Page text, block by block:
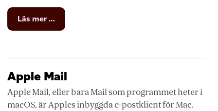
Läs mer …
Apple
Apple Mail
Apple Mail, eller bara Mail som programmet heter i
macOS, är Apples inbyggda e-postklient för Mac.